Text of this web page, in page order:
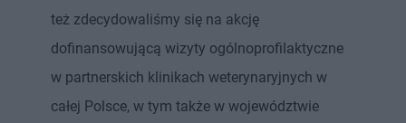
też zdecydowaliśmy się na akcję
dofinansowującą wizyty ogólnoprofilaktyczne
w partnerskich klinikach weterynaryjnych w
całej Polsce, w tym także w województwie